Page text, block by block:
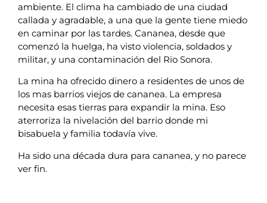
ambiente. El clima ha cambiado de una ciudad
callada y agradable, a una que la gente tiene miedo
en caminar por las tardes. Cananea, desde que
comenzó la huelga, ha visto violencia, soldados y
militar, y una contaminación del Rio Sonora.
La mina ha ofrecido dinero a residentes de unos de
los mas barrios viejos de cananea. La empresa
necesita esas tierras para expandir la mina. Eso
aterroriza la nivelación del barrio donde mi
bisabuela y familia todavía vive.
Ha sido una década dura para cananea, y no parece
ver fin.